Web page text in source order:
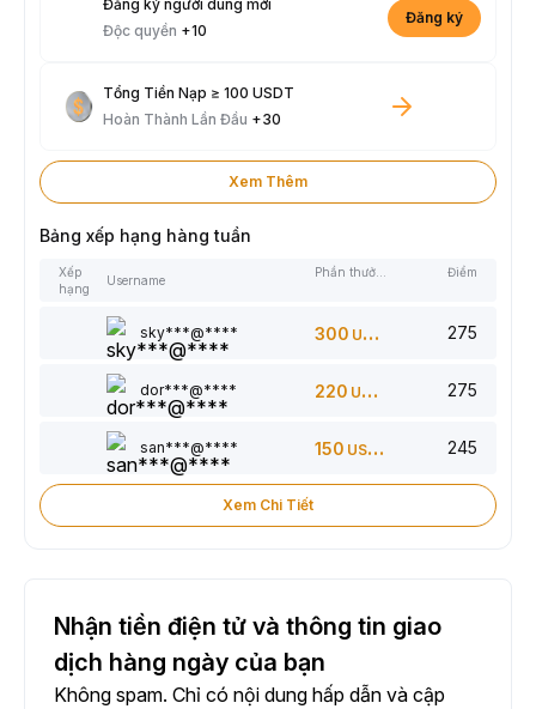
Đăng ký người dùng mới
Độc quyền +10
Đăng ký
Tổng Tiền Nạp ≥ 100 USDT
Hoàn Thành Lần Đầu +30
Xem Thêm
Bảng xếp hạng hàng tuần
Xếp
hạng
Username
Phần thưởng Điểm
sky***@**** 300 USDT 275
dor***@**** 220 USDT 275
san***@**** 150 USDT 245
Xem Chi Tiết
Nhận tiền điện tử và thông tin giao
dịch hàng ngày của bạn
Không spam. Chỉ có nội dung hấp dẫn và cập